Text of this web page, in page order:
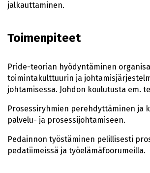
jalkauttaminen.
Toimenpiteet
Pride-teorian hyödyntäminen
toimintakulttuurin ja
johtamisessa. Johdon koulutusta em.
Prosessiryhmien perehdyttäminen ja
palvelu- ja prosessijohtamiseen.
Pedainnon työstäminen pelillisesti
pedatiimeissä ja työelämäfoorumeilla.